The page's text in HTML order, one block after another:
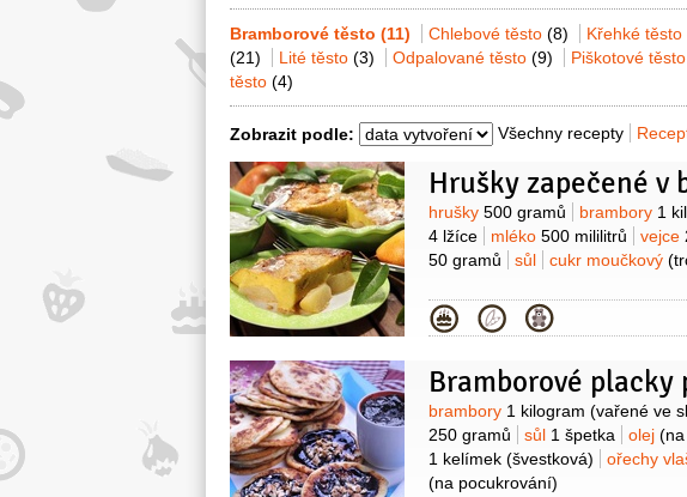
Bramborové těsto (11) Chlebové těsto (8) Křehké těsto
(21)
Lité těsto (3) Odpalované těsto (9) Piškotové těsto
těsto (4)
Zobrazit podle: Všechny recepty
Hrušky zapečené v
Suroviny
hrušky 500 gramů brambory 1
4 lžíce
mléko 500 mililitrů vejce
50 gramů
sůl cukr moučkový
Kategorie
Bramborové
Suroviny
brambory 1 kilogram (vařené ve
250 gramů
sůl 1 špetka olej
1 kelímek (švestková) ořechy
(na pocukrování)